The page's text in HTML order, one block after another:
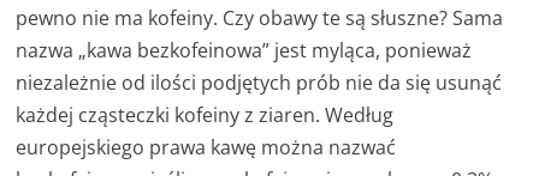
pewno nie ma kofeiny. Czy obawy te są słuszne? Sama
nazwa „kawa bezkofeinowa” jest myląca, ponieważ
niezależnie od ilości podjętych prób nie da się usunąć
każdej cząsteczki kofeiny z ziaren. Według
europejskiego prawa kawę można nazwać